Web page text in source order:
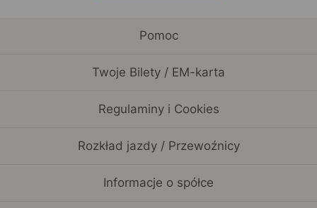
Pomoc
Twoje Bilety / EM-karta
Regulaminy i Cookies
Rozkład jazdy / Przewoźnicy
Informacje o spółce